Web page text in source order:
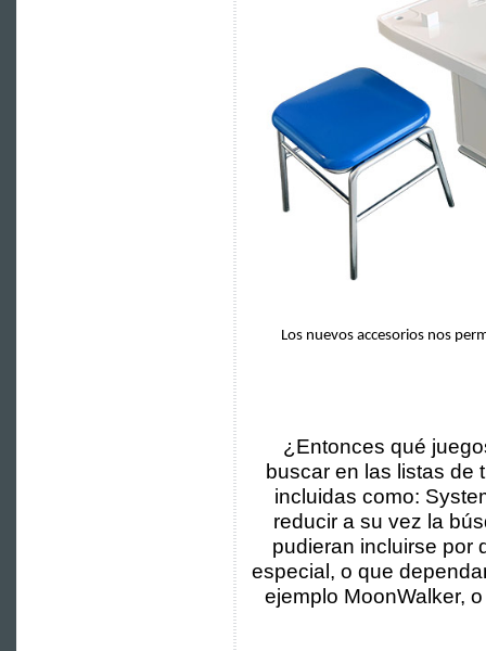
Los nuevos accesorios nos
¿Entonces qué
buscar en las listas de
incluidas como:
reducir a su vez la
pudieran incluirse por
especial, o que
ejemplo MoonWalker,